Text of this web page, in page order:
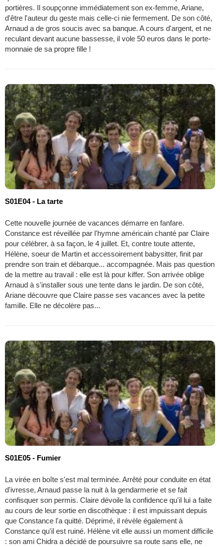
portières. Il soupçonne immédiatement son ex-femme, Ariane,
d'être l'auteur du geste mais celle-ci nie fermement. De son côté,
Arnaud a de gros soucis avec sa banque. A cours d'argent, et ne
reculant devant aucune bassesse, il vole 50 euros dans le porte-
monnaie de sa propre fille !
S01E04 - La tarte
Cette nouvelle journée de vacances démarre en fanfare.
Constance est réveillée par l'hymne américain chanté par Claire
pour célébrer, à sa façon, le 4 juillet. Et, contre toute attente,
Hélène, soeur de Martin et accessoirement babysitter, finit par
prendre son train et débarque... accompagnée. Mais pas question
de la mettre au travail : elle est là pour kiffer. Son arrivée oblige
Arnaud à s'installer sous une tente dans le jardin. De son côté,
Ariane découvre que Claire passe ses vacances avec la petite
famille. Elle ne décolère pas...
S01E05 - Fumier
La virée en boîte s'est mal terminée. Arrêté pour conduite en état
d'ivresse, Arnaud passe la nuit à la gendarmerie et se fait
confisquer son permis. Claire dévoile la confidence qu'il lui a faite
au cours de leur sortie en discothèque : il est impuissant depuis
que Constance l'a quitté. Déprimé, il révèle également à
Constance qu'il est ruiné. Hélène vit elle aussi un moment difficile
: son ami Chidra a décidé de poursuivre sa route sans elle, ne